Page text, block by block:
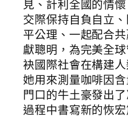
見、計利全國的情
交際保持自負自立、
平公理、一起配合
獻聰明，為完美全
袂國際社會在構建
她用來測量咖啡因
門口的牛土豪發出
過程中書寫新的恢宏